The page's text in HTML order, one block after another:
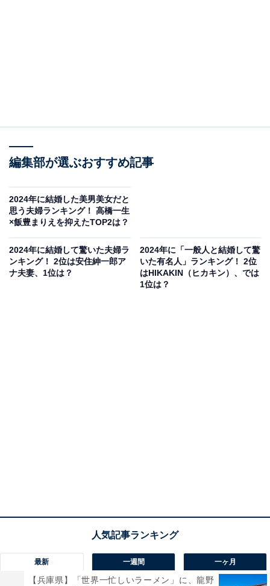
編集部が選ぶおすすめ記事
2024年に結婚した美男美女だと
思う夫婦ランキング！ 高橋一生
×飯豊まりえを抑えたTOP2は？
2024年に結婚して驚いた夫婦ラ
ンキング！ 2位は安住紳一郎ア
ナ夫妻、1位は？
2024年に「一般人と結婚して驚
いた有名人」ランキング！ 2位
はHIKAKIN（ヒカキン）、では
1位は？
最新 一週間 一ヶ月
【兵庫県】「世界一忙しいラーメン」に、龍野